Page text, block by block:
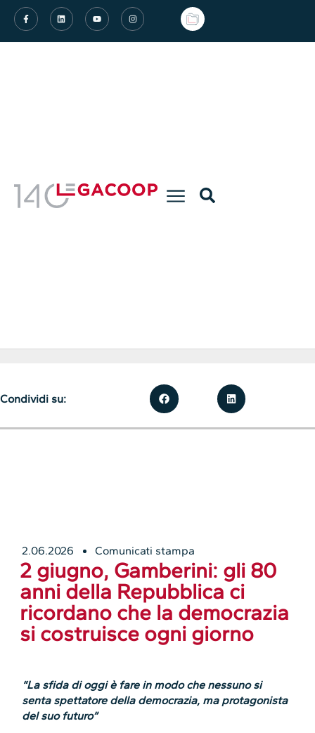
2.06.2026 Comunicati stampa
2 giugno, Gamberini: gli 80
anni della Repubblica ci
ricordano che la democrazia
si costruisce ogni giorno
“La sfida di oggi è fare in modo che nessuno si
senta spettatore della democrazia, ma protagonista
del suo futuro”
Condividi su: